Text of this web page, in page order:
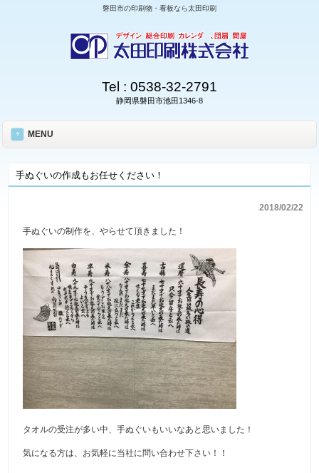
磐田市の印刷物・看板なら太田印刷
Tel : 0538-32-2791
静岡県磐田市池田1346-8
MENU
手ぬぐいの作成もお任せください！
2018/02/22
手ぬぐいの制作を、やらせて頂きました！
タオルの受注が多い中、手ぬぐいもいいなあと思いました！
気になる方は、お気軽に当社に問い合わせ下さい！！